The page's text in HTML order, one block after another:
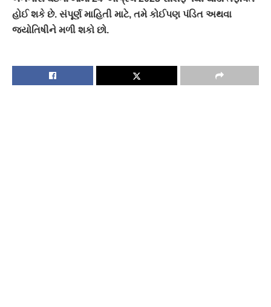
હોઈ શકે છે. સંપૂર્ણ માહિતી માટે, તમે કોઈપણ પંડિત અથવા
જ્યોતિષીને મળી શકો છો.